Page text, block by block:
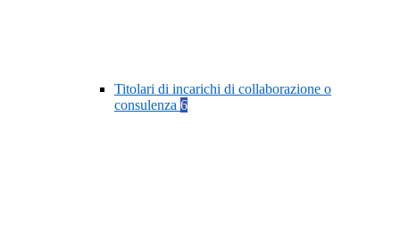
Titolari di incarichi di collaborazione o
consulenza 6